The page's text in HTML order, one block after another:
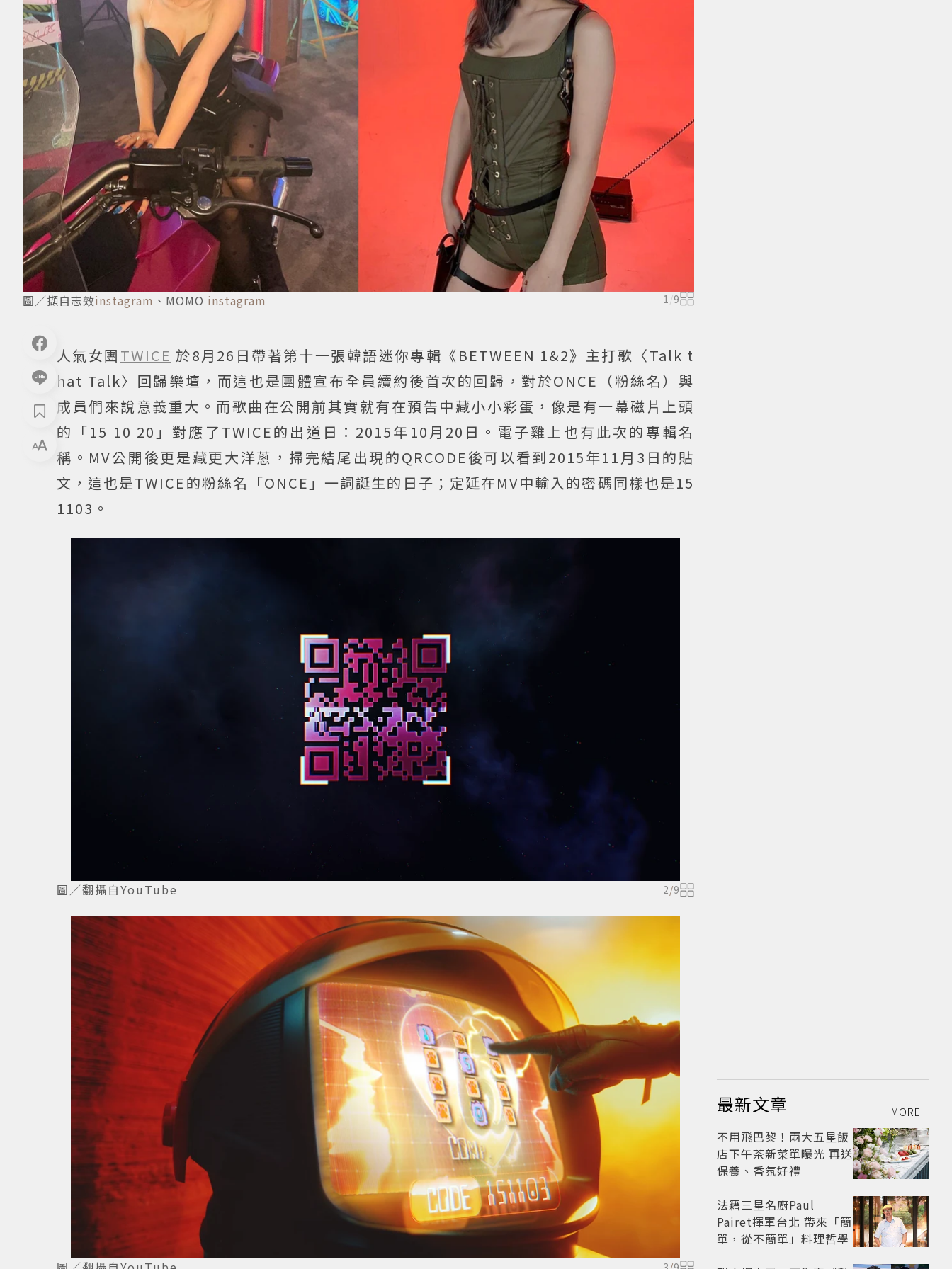
圖／擷自志效instagram 、MOMO instagram 1/9
人氣女團 TWICE 於8月26日帶著第十一張韓語迷你專輯《BETWEEN 1&2》主打歌〈Talk t
hat Talk〉回歸樂壇，而這也是團體宣布全員續約後首次的回歸，對於ONCE（粉絲名）與
成員們來說意義重大。而歌曲在公開前其實就有在預告中藏小小彩蛋，像是有一幕磁片上頭
的「15 10 20」對應了TWICE的出道日：2015年10月20日。電子雞上也有此次的專輯名
稱。MV公開後更是藏更大洋蔥，掃完結尾出現的QRCODE後可以看到2015年11月3日的貼
文，這也是TWICE的粉絲名「ONCE」一詞誕生的日子；定延在MV中輸入的密碼同樣也是15
1103。
圖／翻攝自YouTube 2/9
最新文章 MORE
不用飛巴黎！兩大五星飯
店下午茶新菜單曝光 再送
保養、香氛好禮
法籍三星名廚Paul
Pairet揮軍台北 帶來「簡
單，從不簡單」料理哲學